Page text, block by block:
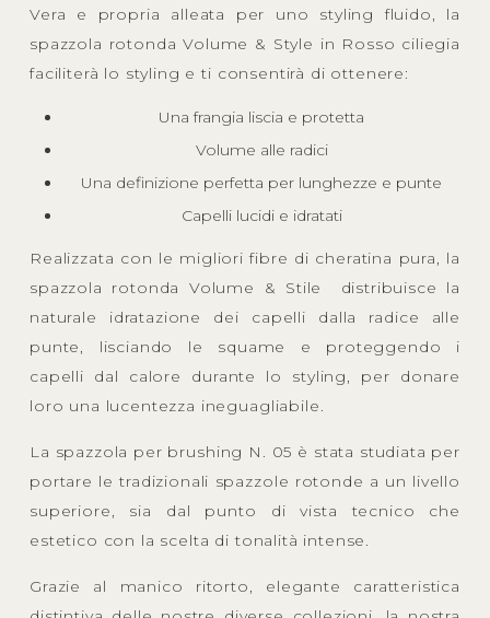
Vera e propria alleata per uno styling fluido, la
spazzola rotonda Volume & Style in Rosso ciliegia
faciliterà lo styling e ti consentirà di ottenere:
Una frangia liscia e protetta
Volume alle radici
Una definizione perfetta per lunghezze e punte
Capelli lucidi e idratati
Realizzata con le migliori fibre di cheratina pura, la
spazzola rotonda Volume & Stile distribuisce la
naturale idratazione dei capelli dalla radice alle
punte, lisciando le squame e proteggendo i
capelli dal calore durante lo styling, per donare
loro una lucentezza ineguagliabile.
La spazzola per brushing N. 05 è stata studiata per
portare le tradizionali spazzole rotonde a un livello
superiore, sia dal punto di vista tecnico che
estetico con la scelta di tonalità intense.
Grazie al manico ritorto, elegante caratteristica